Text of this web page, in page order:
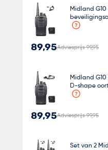
Midland G10
89,95Adviesprijs 99,95
Midland G10
D-shape
89,95Adviesprijs 99,95
Set van 2